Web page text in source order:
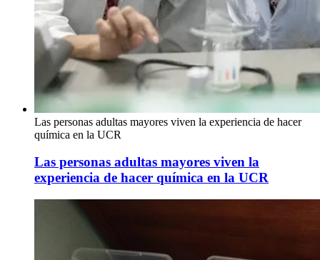
Las personas adultas mayores viven la experiencia de hacer
química en la UCR
Las personas adultas mayores viven la
experiencia de hacer química en la UCR